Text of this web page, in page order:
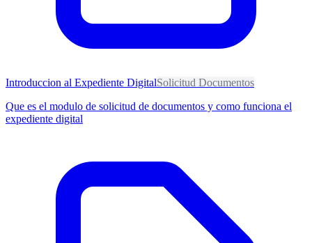
Introduccion al Expediente DigitalSolicitud Documentos
Que es el modulo de solicitud de documentos y como funciona el
expediente digital